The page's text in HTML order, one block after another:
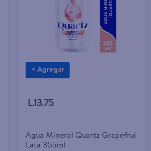
+ Agregar
L.13.75
Agua Mineral Quartz Grapefrui
Lata 355ml